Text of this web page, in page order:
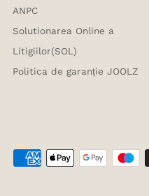
ANPC
Solutionarea Online a
Litigiilor(SOL)
Politica de garanție JOOLZ